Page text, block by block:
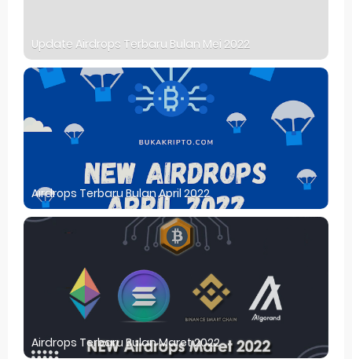
Update Airdrops Terbaru Bulan Mei 2022
Airdrops Terbaru Bulan April 2022
Airdrops Terbaru Bulan Maret 2022